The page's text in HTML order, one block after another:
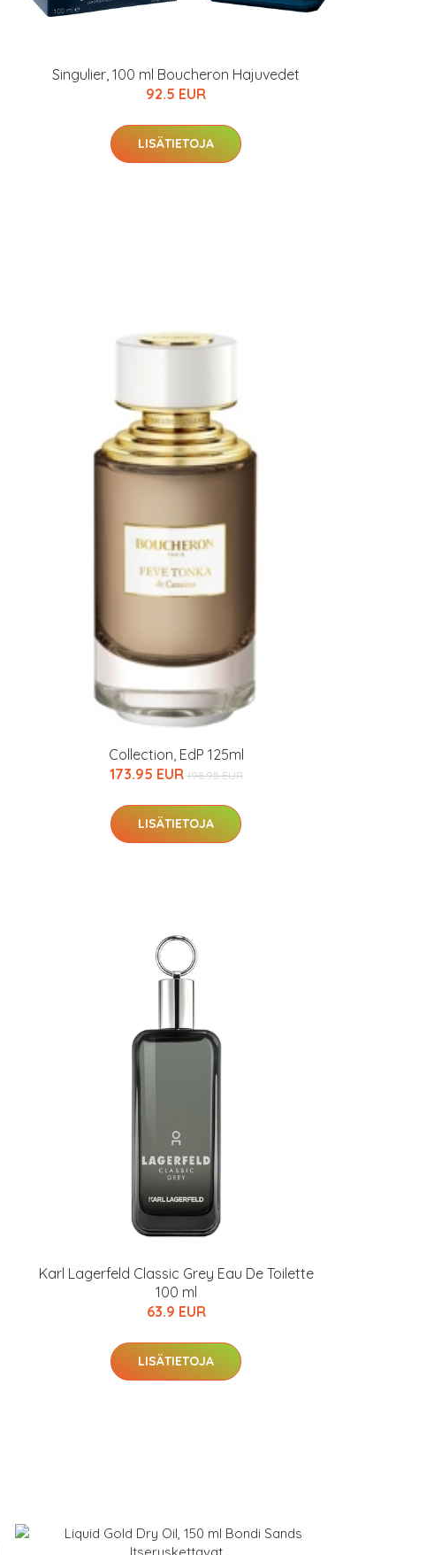
Singulier, 100 ml Boucheron Hajuvedet
92.5 EUR
LISÄTIETOJA
Collection, EdP 125ml
173.95 EUR 198.95 EUR
LISÄTIETOJA
Karl Lagerfeld Classic Grey Eau De Toilette
100 ml
63.9 EUR
LISÄTIETOJA